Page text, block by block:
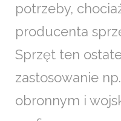
potrzeby,
producenta
Sprzęt ten
zastosowanie
obronnym i